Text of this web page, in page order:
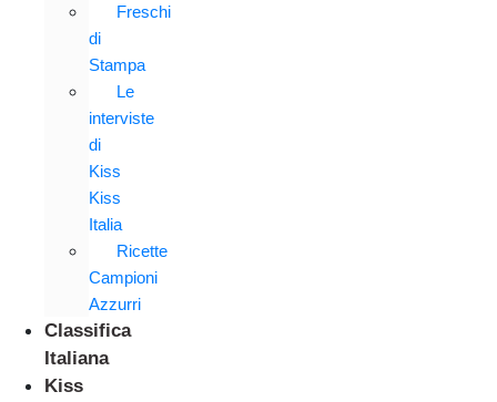
Freschi
di
Stampa
Le
interviste
di
Kiss
Kiss
Italia
Ricette
Campioni
Azzurri
Classifica
Italiana
Kiss